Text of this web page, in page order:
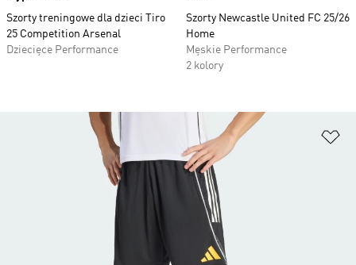
Szorty treningowe dla dzieci Tiro
25 Competition Arsenal
Dziecięce Performance
Szorty Newcastle United FC 25/26
Home
Męskie Performance
2 kolory